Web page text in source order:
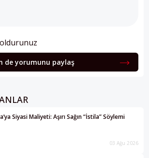
de yorumunu paylaş
Siyasi Maliyeti: Aşırı Sağın “İstila” Söylemi
03 Ağu 2026